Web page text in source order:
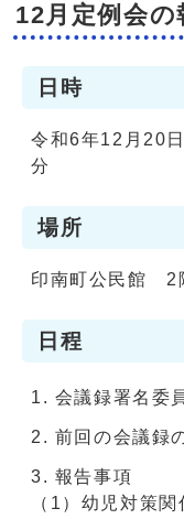
12月定例会
日時
令和6年12月20
分
場所
印南町公民館
日程
会議録署名委
前回の会議録
報告事項
（1）幼児対策